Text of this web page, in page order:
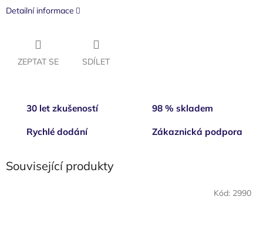
Detailní informace
ZEPTAT SE SDÍLET
30 let zkušeností 98 % skladem
Rychlé dodání Zákaznická podpora
Související produkty
Kód: 2990